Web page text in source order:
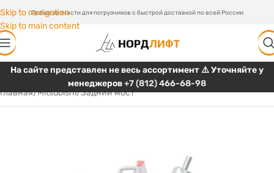
Skip to navigation
Skip to main content
Любые запчасти для погрузчиков с быстрой доставкой по всей России
На сайте представлен не весь ассортимент ⚠️ Уточняйте у
менеджеров+7 (812) 466-68-98
Главная/Mitsubishi/Задний мост